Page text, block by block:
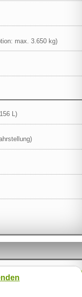
max. 3.650 kg)
L)